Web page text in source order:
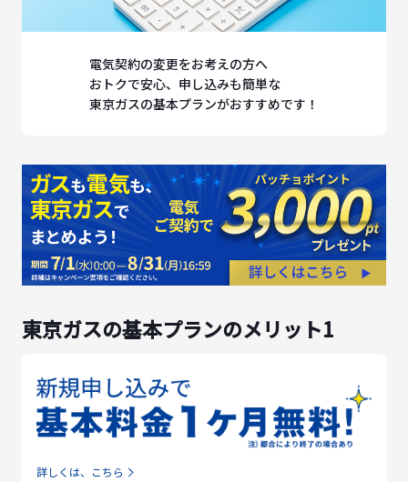
電気契約の変更をお考えの方へ
おトクで安心、申し込みも簡単な
東京ガスの基本プランがおすすめです！
東京ガスの基本プランのメリット1
詳しくは、こちら